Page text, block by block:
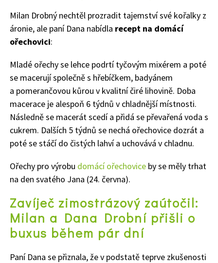
Milan Drobný nechtěl prozradit tajemství své kořalky z
áronie, ale paní Dana nabídla recept na domácí
ořechovici:
Mladé ořechy se lehce podrtí tyčovým mixérem a poté
se macerují společně s hřebíčkem, badyánem
a pomerančovou kůrou v kvalitní čiré lihovině. Doba
macerace je alespoň 6 týdnů v chladnější místnosti.
Následně se macerát scedí a přidá se převařená voda s
cukrem. Dalších 5 týdnů se nechá ořechovice dozrát a
poté se stáčí do čistých lahví a uchovává v chladnu.
Ořechy pro výrobu domácí ořechovice by se měly trhat
na den svatého Jana (24. června).
Zavíječ zimostrázový zaútočil:
Milan a Dana Drobní přišli o
buxus během pár dní
Paní Dana se přiznala, že v podstatě teprve zkušenosti